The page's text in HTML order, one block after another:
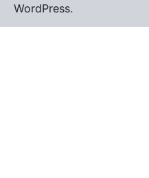
WordPress.